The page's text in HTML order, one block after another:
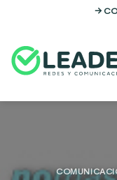
content
→